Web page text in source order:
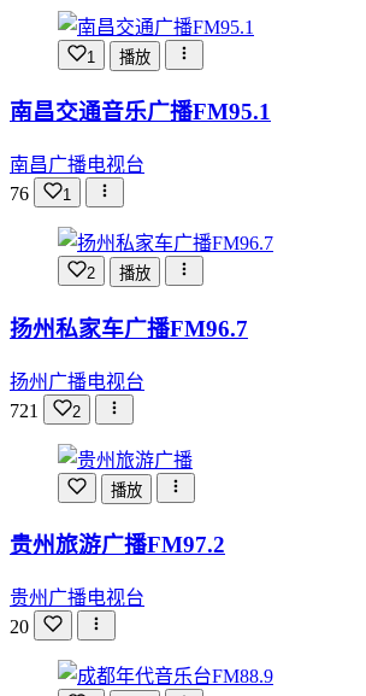
1 播放
南昌交通音乐广播FM95.1
南昌广播电视台
76
1
2 播放
扬州私家车广播FM96.7
扬州广播电视台
721
2
播放
贵州旅游广播FM97.2
贵州广播电视台
20